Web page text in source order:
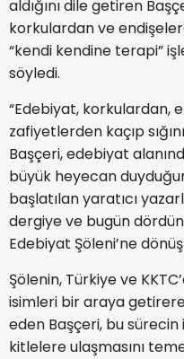
aldığını dile getiren
korkulardan ve
“kendi kendine terapi”
söyledi.
“Edebiyat, korkulardan,
zafiyetlerden kaçıp
Başçeri, edebiyat
büyük heyecan
başlatılan yaratıcı
dergiye ve bugün
Edebiyat Şöleni’ne
Şölenin, Türkiye ve
isimleri bir araya
eden Başçeri, bu
kitlelere ulaşmasını